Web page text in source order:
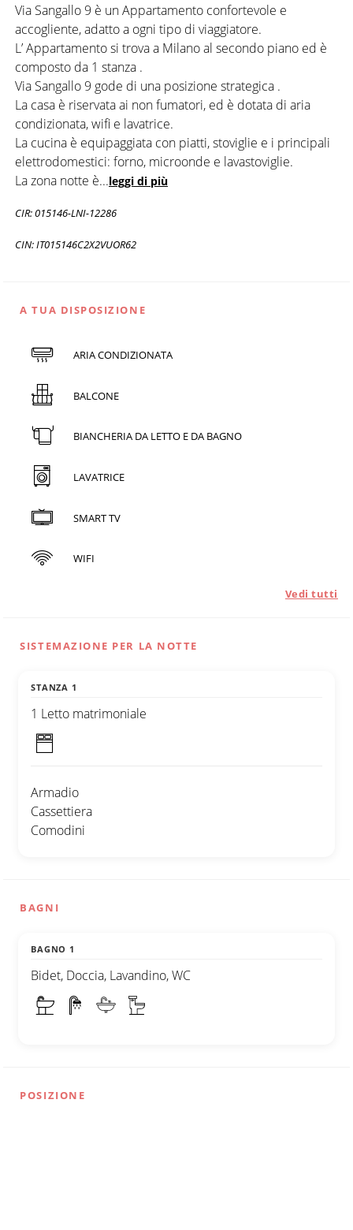
Via Sangallo 9 è un Appartamento confortevole e
accogliente, adatto a ogni tipo di viaggiatore.
L’ Appartamento si trova a Milano al secondo piano ed è
composto da 1 stanza .
Via Sangallo 9 gode di una posizione strategica .
La casa è riservata ai non fumatori, ed è dotata di aria
condizionata, wifi e lavatrice.
La cucina è equipaggiata con piatti, stoviglie e i principali
elettrodomestici: forno, microonde e lavastoviglie.
La zona notte è...leggi di più
CIR: 015146-LNI-12286
CIN: IT015146C2X2VUOR62
A TUA DISPOSIZIONE
ARIA CONDIZIONATA
BALCONE
BIANCHERIA DA LETTO E DA BAGNO
LAVATRICE
SMART TV
WIFI
Vedi tutti
SISTEMAZIONE PER LA NOTTE
STANZA 1
1 Letto matrimoniale
Armadio
Cassettiera
Comodini
BAGNI
BAGNO 1
Bidet, Doccia, Lavandino, WC
POSIZIONE